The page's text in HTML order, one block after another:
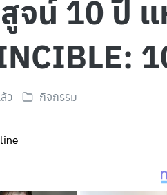
น์ 10 ปี แ
ว กิจกรรม